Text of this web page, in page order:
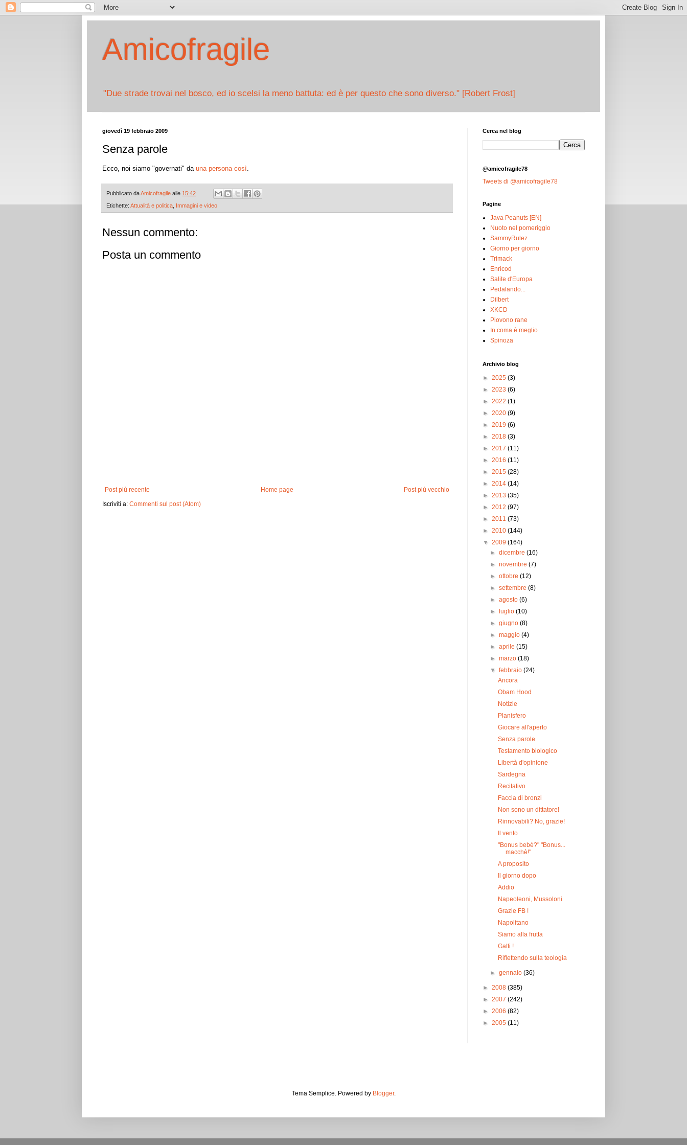
Amicofragile
"Due strade trovai nel bosco, ed io scelsi la meno battuta: ed è per questo che sono diverso." [Robert Frost]
giovedì 19 febbraio 2009
Senza parole
Ecco, noi siamo "governati" da una persona così.
Pubblicato daAmicofragile alle 15:42
Etichette: Attualità e politica, Immagini e video
Nessun commento:
Posta un commento
Post più recente Post più vecchio
Home page
Iscriviti a: Commenti sul post (Atom)
Cerca nel blog
@amicofragile78
Tweets di @amicofragile78
Pagine
Java Peanuts [EN]
Nuoto nel pomeriggio
SammyRulez
Giorno per giorno
Trimack
Enricod
Salite d'Europa
Pedalando...
Dilbert
XKCD
Piovono rane
In coma è meglio
Spinoza
Archivio blog
► 2025 (3)
► 2023 (6)
► 2022 (1)
► 2020 (9)
► 2019 (6)
► 2018 (3)
► 2017 (11)
► 2016 (11)
► 2015 (28)
► 2014 (14)
► 2013 (35)
► 2012 (97)
► 2011 (73)
► 2010 (144)
▼ 2009 (164)
►dicembre(16)
►novembre(7)
►ottobre(12)
►settembre(8)
►agosto(6)
►
luglio(10)
►giugno(8)
►maggio(4)
►aprile(15)
►marzo(18)
▼febbraio(24)
Ancora
Obam Hood
Notizie
Planisfero
Giocare all'aperto
Senza parole
Testamento biologico
Libertà d'opinione
Sardegna
Recitativo
Faccia di bronzi
Non sono un dittatore!
Rinnovabili? No, grazie!
Il vento
"Bonus bebè?" "Bonus...
macchè!"
A proposito
Il giorno dopo
Addio
Napeoleoni, Mussoloni
Grazie FB !
Napolitano
Siamo alla frutta
Gatti !
Riflettendo sulla teologia
►gennaio(36)
► 2008 (385)
► 2007 (242)
► 2006 (82)
► 2005 (11)
Tema Semplice. Powered by Blogger.